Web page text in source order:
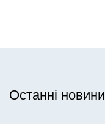
Останні новини